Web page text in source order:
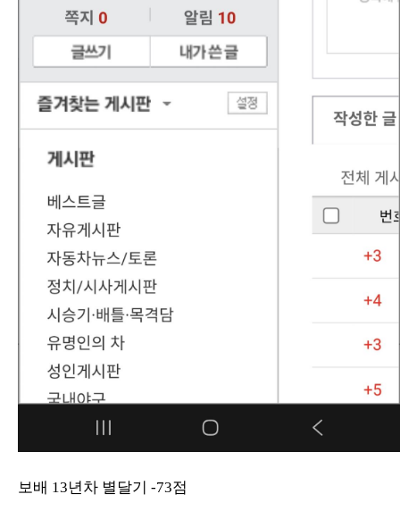
보배 13년차 별달기 -73점